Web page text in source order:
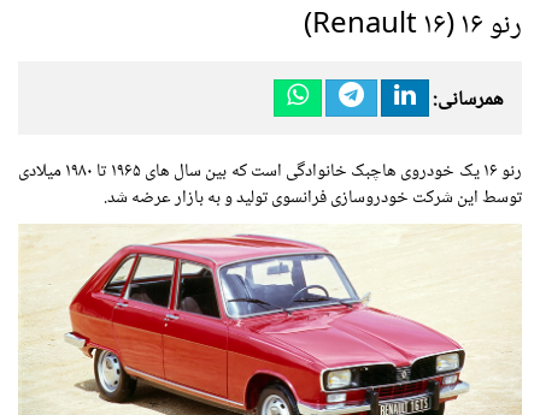
رنو ۱۶ (Renault ۱۶)
همرسانی:
رنو ۱۶ یک خودروی هاچبک خانوادگی است که بین سال های ۱۹۶۵ تا ۱۹۸۰ میلادی
توسط این شرکت خودروسازی فرانسوی تولید و به بازار عرضه شد.